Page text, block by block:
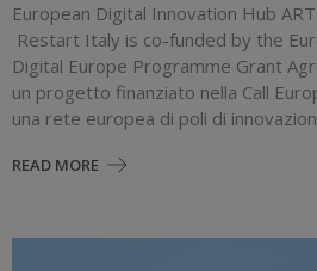
European Digital Innovation Hub
Restart Italy is co-funded by the
Digital Europe Programme Grant
un progetto finanziato nella Call
una rete europea di poli di
READ MORE